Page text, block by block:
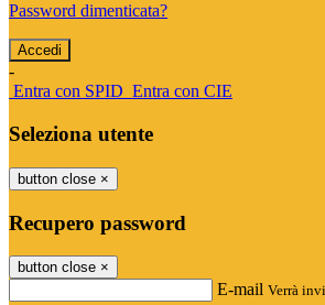
Password dimenticata?
-
Entra con SPID Entra con CIE
Seleziona utente
button close ×
Recupero password
button close ×
E-mail Verrà